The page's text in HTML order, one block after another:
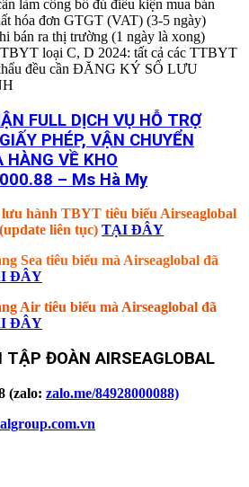
làm công bố đủ điều kiện mua bán
hóa đơn GTGT (VAT) (3-5 ngày)
bán ra thị trường (1 ngày là xong)
loại C, D 2024: tất cả các TTBYT
đều cần ĐĂNG KÝ SỐ LƯU
FULL DỊCH VỤ HỖ TRỢ
PHÉP, VẬN CHUYỂN
HÀNG VỀ KHO
– Ms Hà My
hành TBYT tiêu biểu Airseaglobal
liên tục) TẠI ĐÂY
Sea tiêu biểu mà Airseaglobal đã
ĐÂY
Air tiêu biểu mà Airseaglobal đã
ĐÂY
TẬP ĐOÀN AIRSEAGLOBAL
(zalo: zalo.me/84928000088)